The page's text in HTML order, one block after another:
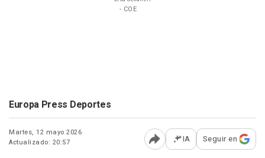
- COE
Europa Press Deportes
Martes, 12 mayo 2026
Actualizado: 20:57
Abrir opciones para
IA Seguir en